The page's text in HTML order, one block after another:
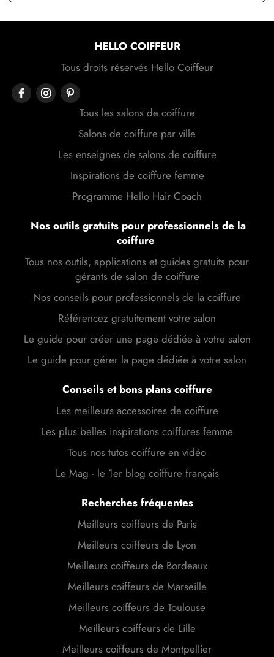
HELLO COIFFEUR
Tous droits réservés Hello Coiffeur
Tous les salons de coiffure
Salons de coiffure par ville
Les enseignes de salons de coiffure
Inspirations de coiffure femme
Programme Hello Hair Coach
Nos outils gratuits pour professionnels de la
coiffure
Tous nos outils, applications et guides gratuits pour
gérants de salon de coiffure
Nos conseils pour professionnels de la coiffure
Référencez gratuitement votre salon
Le guide pour créer une page dédiée à votre salon
Le guide pour gérer la page dédiée à votre salon
Conseils et bons plans coiffure
Les meilleurs accessoires de coiffure
Les plus belles inspirations coiffures femme
Tous nos tutos coiffure en vidéo
Le Mag - le 1er blog coiffure français
Recherches fréquentes
Meilleurs coiffeurs de Paris
Meilleurs coiffeurs de Lyon
Meilleurs coiffeurs de Bordeaux
Meilleurs coiffeurs de Marseille
Meilleurs coiffeurs de Toulouse
Meilleurs coiffeurs de Lille
Meilleurs coiffeurs de Montpellier